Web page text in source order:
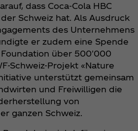
dass Coca‑Cola HBC
Schweiz hat. Als Ausdruck
des Unternehmens
er zudem eine Spende
Foundation über 500'000
Schweiz-Projekt «Nature
unterstützt gemeinsam
und Freiwilligen die
von
ganzen Schweiz.